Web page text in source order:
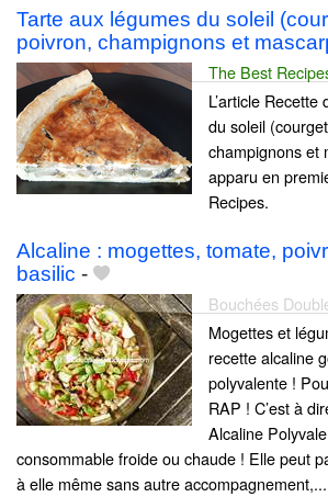
Tarte aux légumes du soleil
poivron, champignons et
The Best
L’article
du soleil
champignons et
apparu en
Recipes.
Alcaline : mogettes, tomate,
basilic -
Bouchées
Mogettes et
recette alcaline
polyvalente !
RAP ! C’est à
Alcaline
consommable froide ou chaude ! Elle peut
à elle même sans autre accompagnement,...